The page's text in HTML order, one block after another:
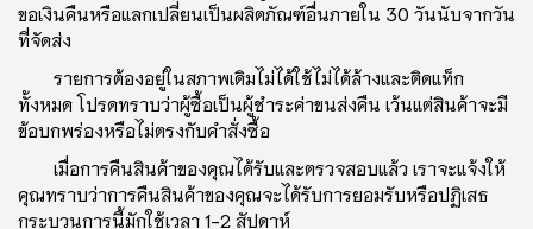
ขอเงินคืนหรือแลกเปลี่ยนเป็นผลิตภัณฑ์อื่นภายใน 30 วันนับจากวัน
ที่จัดส่ง
รายการต้องอยู่ในสภาพเดิมไม่ได้ใช้ไม่ได้ล้างและติดแท็ก
ทั้งหมด โปรดทราบว่าผู้ซื้อเป็นผู้ชําระค่าขนส่งคืน เว้นแต่สินค้าจะมี
ข้อบกพร่องหรือไม่ตรงกับคําสั่งซื้อ
เมื่อการคืนสินค้าของคุณได้รับและตรวจสอบแล้ว เราจะแจ้งให้
คุณทราบว่าการคืนสินค้าของคุณจะได้รับการยอมรับหรือปฏิเสธ
กระบวนการนี้มักใช้เวลา 1-2 สัปดาห์